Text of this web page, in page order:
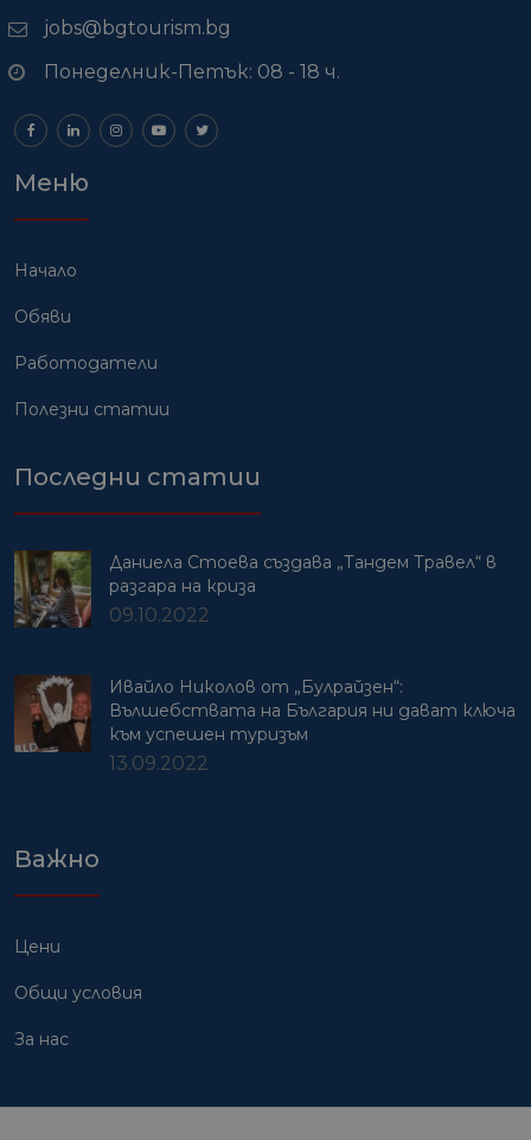
jobs@bgtourism.bg
Понеделник-Петък: 08 - 18 ч.
Меню
Начало
Обяви
Работодатели
Полезни статии
Последни статии
Даниела Стоева създава „Тандем Травел“ в
разгара на криза
09.10.2022
Ивайло Николов от „Булрайзен“:
Вълшебствата на България ни дават ключа
към успешен туризъм
13.09.2022
Важно
Цени
Общи условия
За нас